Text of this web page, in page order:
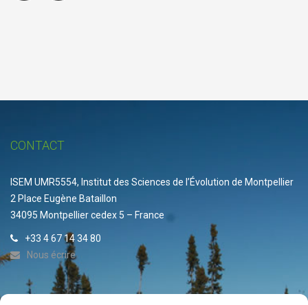
CONTACT
ISEM UMR5554, Institut des Sciences de l’Évolution de Montpellier
2 Place Eugène Bataillon
34095 Montpellier cedex 5 – France
+33 4 67 14 34 80
Nous écrire